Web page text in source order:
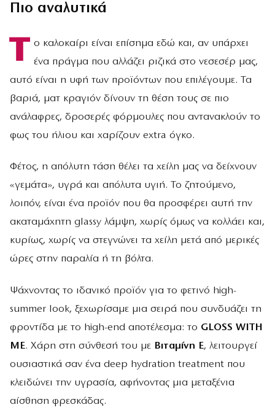
Πιο αναλυτικά
Τ ο καλοκαίρι είναι επίσημα εδώ και, αν υπάρχει
ένα πράγμα που αλλάζει ριζικά στο νεσεσέρ μας,
αυτό είναι η υφή των προϊόντων που επιλέγουμε. Τα
βαριά, ματ κραγιόν δίνουν τη θέση τους σε πιο
ανάλαφρες, δροσερές φόρμουλες που αντανακλούν το
φως του ήλιου και χαρίζουν extra όγκο.
Φέτος, η απόλυτη τάση θέλει τα χείλη μας να δείχνουν
«γεμάτα», υγρά και απόλυτα υγιή. Το ζητούμενο,
λοιπόν, είναι ένα προϊόν που θα προσφέρει αυτή την
ακαταμάχητη glassy λάμψη, χωρίς όμως να κολλάει και,
κυρίως, χωρίς να στεγνώνει τα χείλη μετά από μερικές
ώρες στην παραλία ή τη βόλτα.
Ψάχνοντας το ιδανικό προϊόν για το φετινό high-
summer look, ξεχωρίσαμε μια σειρά που συνδυάζει τη
φροντίδα με το high-end αποτέλεσμα: το GLOSS WITH
ME. Χάρη στη σύνθεσή του με Βιταμίνη Ε, λειτουργεί
ουσιαστικά σαν ένα deep hydration treatment που
κλειδώνει την υγρασία, αφήνοντας μια μεταξένια
αίσθηση φρεσκάδας.